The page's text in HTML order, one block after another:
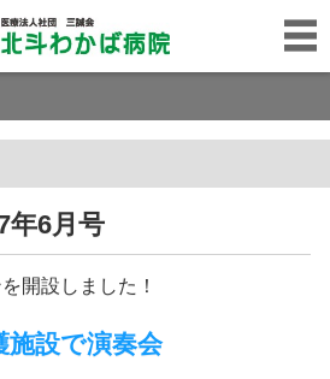
年6月号
開設しました！
施設で演奏会